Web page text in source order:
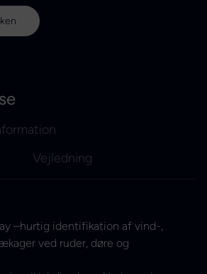
Vejledning
–hurtig identifikation af vind-,
ved ruder, døre og